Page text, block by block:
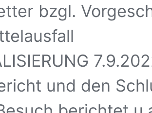
bzgl.
und den